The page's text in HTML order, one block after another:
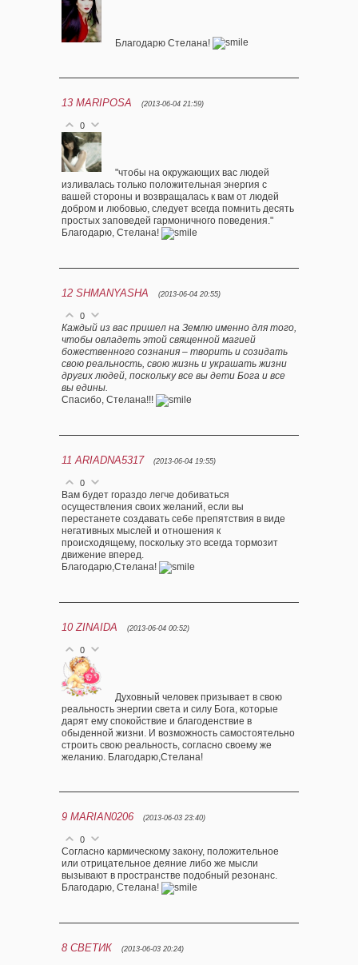
Благодарю Стелана!
13 MARIPOSA (2013-06-04 21:59)
0
"чтобы на окружающих вас людей
изливалась только положительная энергия с
вашей стороны и возвращалась к вам от людей
добром и любовью, следует всегда помнить десять
простых заповедей гармоничного поведения."
Благодарю, Стелана!
12 SHMANYASHA (2013-06-04 20:55)
0
Каждый из вас пришел на Землю именно для того,
чтобы овладеть этой священной магией
божественного сознания – творить и созидать
свою реальность, свою жизнь и украшать жизни
других людей, поскольку все вы дети Бога и все
вы едины.
Спасибо, Стелана!!!
11 ARIADNA5317 (2013-06-04 19:55)
0
Вам будет гораздо легче добиваться
осуществления своих желаний, если вы
перестанете создавать себе препятствия в виде
негативных мыслей и отношения к
происходящему, поскольку это всегда тормозит
движение вперед.
Благодарю,Стелана!
10 ZINAIDA (2013-06-04 00:52)
0
Духовный человек призывает в свою
реальность энергии света и силу Бога, которые
дарят ему спокойствие и благоденствие в
обыденной жизни. И возможность самостоятельно
строить свою реальность, согласно своему же
желанию. Благодарю,Стелана!
9 MARIAN0206 (2013-06-03 23:40)
0
Согласно кармическому закону, положительное
или отрицательное деяние либо же мысли
вызывают в пространстве подобный резонанс.
Благодарю, Стелана!
8 СВЕТИК (2013-06-03 20:24)